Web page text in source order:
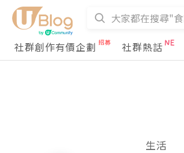
社群創作有價企劃
社群熱話
生活